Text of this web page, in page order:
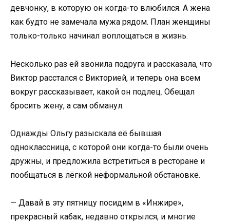
девчонку, в которую он когда-то влюбился. А жена
как будто не замечала мужа рядом. План женщины
только-только начинал воплощаться в жизнь.
Несколько раз ей звонила подруга и рассказала, что
Виктор расстался с Викторией, и теперь она всем
вокруг рассказывает, какой он подлец. Обещал
бросить жену, а сам обманул.
Однажды Ольгу разыскала её бывшая
одноклассница, с которой они когда-то были очень
дружны, и предложила встретиться в ресторане и
пообщаться в лёгкой неформальной обстановке.
— Давай в эту пятницу посидим в «Инжире»,
прекрасный кабак, недавно открылся, и многие